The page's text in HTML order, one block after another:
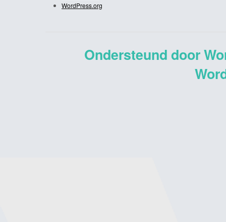
WordPress.org
Ondersteund door